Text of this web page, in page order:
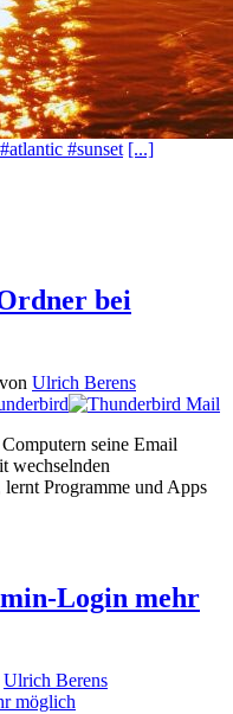
#sunset [...]
bei
von Ulrich Berens
seine Email
wechselnden
Programme und Apps
Login mehr
Ulrich Berens
möglich